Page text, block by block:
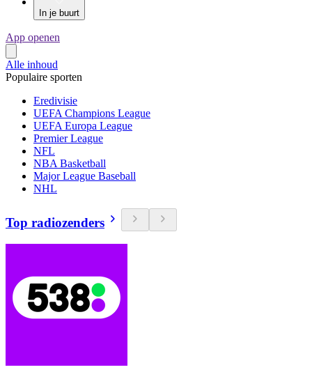
In je buurt
App openen
Alle inhoud
Populaire sporten
Eredivisie
UEFA Champions League
UEFA Europa League
Premier League
NFL
NBA Basketball
Major League Baseball
NHL
Top radiozenders